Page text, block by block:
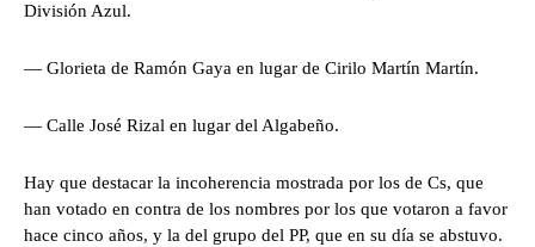
División Azul.
— Glorieta de Ramón Gaya en lugar de Cirilo Martín Martín.
— Calle José Rizal en lugar del Algabeño.
Hay que destacar la incoherencia mostrada por los de Cs, que
han votado en contra de los nombres por los que votaron a favor
hace cinco años, y la del grupo del PP, que en su día se abstuvo.